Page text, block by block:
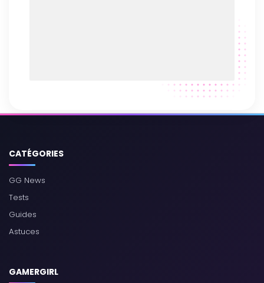
CATÉGORIES
GG News
Tests
Guides
Astuces
GAMERGIRL